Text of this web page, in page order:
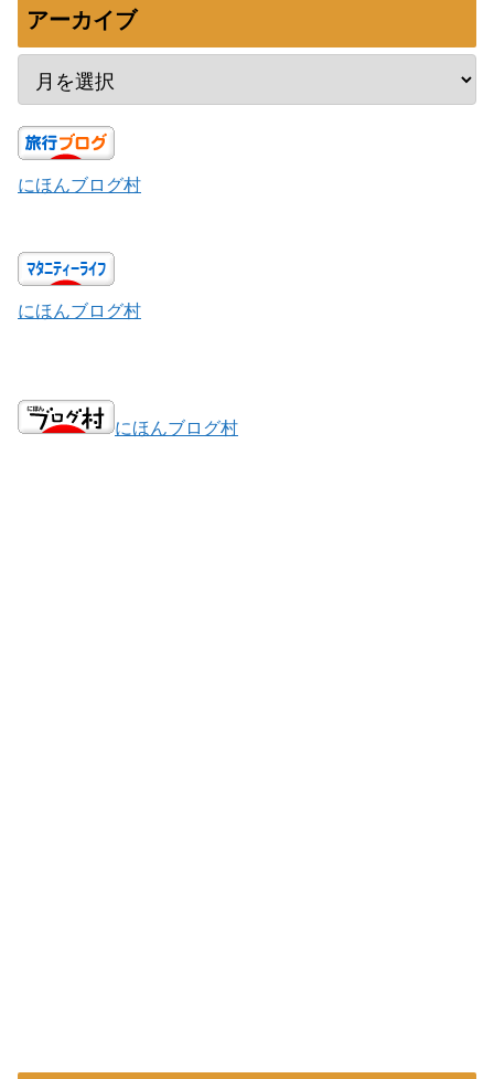
アーカイブ
にほんブログ村
にほんブログ村
にほんブログ村